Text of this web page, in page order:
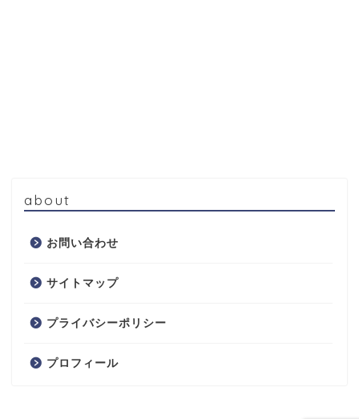
about
お問い合わせ
サイトマップ
プライバシーポリシー
プロフィール